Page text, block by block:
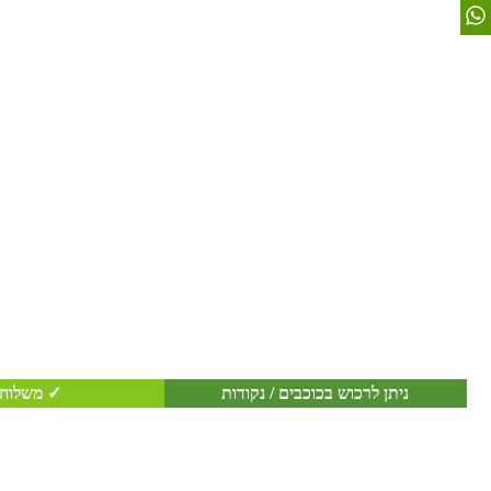
ניתן לרכוש בכוכבים / נקודות ✓